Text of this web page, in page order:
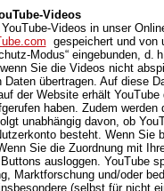
Videos
Videos in unser
gespeichert und von
Modus“ eingebunden,
Sie die Videos nicht
übertragen. Auf diese
der Website erhält
haben. Zudem
unabhängig davon, ob
besteht. Wenn Sie
Sie die Zuordnung mit
ausloggen. YouTube
Marktforschung und/oder
(selbst für nicht